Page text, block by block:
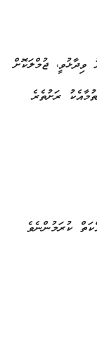
ޖުމްލަކޮށް
ރަށުތެރެ
ކުރަމުންނެވެ